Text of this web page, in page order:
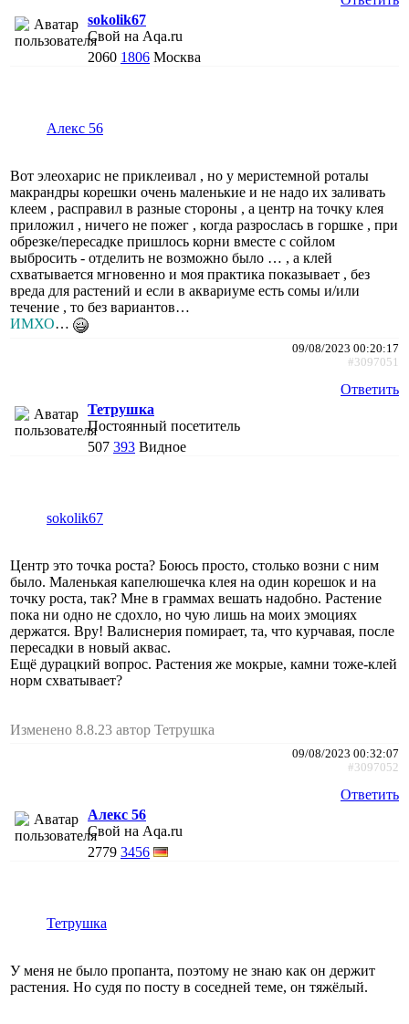
sokolik67
Свой на Aqa.ru
2060 1806 Москва
Алекс 56
Вот элеохарис не приклеивал , но у меристемной роталы
макрандры корешки очень маленькие и не надо их заливать
клеем , расправил в разные стороны , а центр на точку клея
приложил , ничего не пожег , когда разрослась в горшке , при
обрезке/пересадке пришлось корни вместе с сойлом
выбросить - отделить не возможно было … , а клей
схватывается мгновенно и моя практика показывает , без
вреда для растений и если в аквариуме есть сомы и/или
течение , то без вариантов…
ИМХО…
09/08/2023 00:20:17
#3097051
Ответить
Тетрушка
Постоянный посетитель
507 393 Видное
sokolik67
Центр это точка роста? Боюсь просто, столько возни с ним
было. Маленькая капелюшечка клея на один корешок и на
точку роста, так? Мне в граммах вешать надобно. Растение
пока ни одно не сдохло, но чую лишь на моих эмоциях
держатся. Вру! Валиснерия помирает, та, что курчавая, после
пересадки в новый аквас.
Ещё дурацкий вопрос. Растения же мокрые, камни тоже-клей
норм схватывает?
Изменено 8.8.23 автор Тетрушка
09/08/2023 00:32:07
#3097052
Ответить
Алекс 56
Свой на Aqa.ru
2779 3456
Тетрушка
У меня не было пропанта, поэтому не знаю как он держит
растения. Но судя по посту в соседней теме, он тяжёлый.